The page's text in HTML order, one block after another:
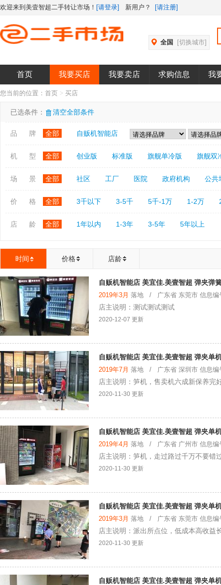
欢迎来到美壹智超二手转让市场！ [请登录] 新用户？ [请注册]
全国 [切换城市]
首页 我要买店 我要卖店 求购信息 我
您当前的位置： 首页 > 买店
已选条件： 清空全部条件
品 牌 全部 自贩机智能店
机 型 全部 创业版 标准版 旗舰单冷版 旗舰双
场 景 全部 社区 工厂 医院 政府机构 公共
价 格 全部 3千以下 3-5千 5千-1万 1-2万
店 龄 全部 1年以内 1-3年 3-5年 5年以上
时间 价格 店龄
自贩机智能店 美宜佳.美壹智超 弹夹弹
2019年3月 落地 / 广东省 东莞市 信息编
店主说明：测试测试测试
2020-12-07 更新
自贩机智能店 美宜佳.美壹智超 弹夹单
2019年7月 落地 / 广东省 深圳市 信息编
店主说明：笋机，售卖机六成新保养完
2020-11-30 更新
自贩机智能店 美宜佳.美壹智超 弹夹单
2019年4月 落地 / 广东省 广州市 信息编
店主说明：笋机，走过路过千万不要错
2020-11-30 更新
自贩机智能店 美宜佳.美壹智超 弹夹单
2019年3月 落地 / 广东省 东莞市 信息编
店主说明：派出所点位，低成本高收益
2020-11-30 更新
自贩机智能店 美宜佳.美壹智超 弹夹单